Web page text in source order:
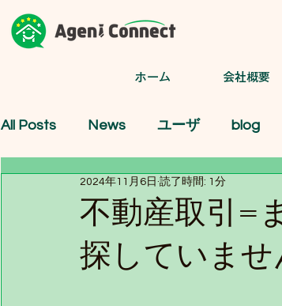
ホーム 会社概要
All Posts News ユーザ blog
不動産取引=
探していませ
2024年11月6日 読了時間: 1分